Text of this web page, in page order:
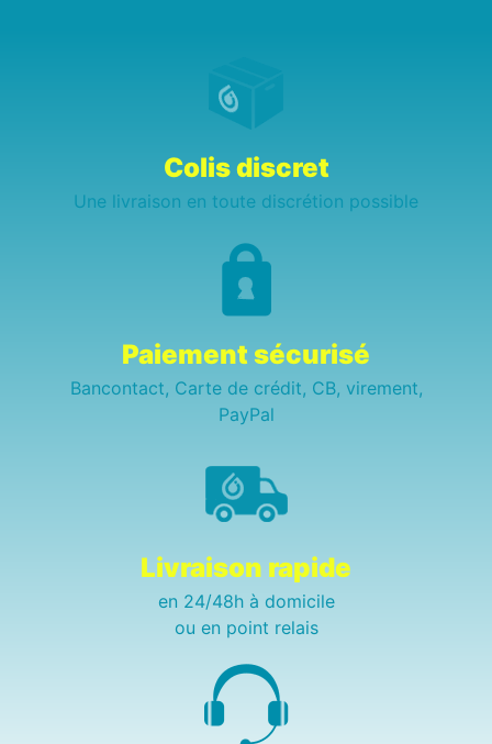
Colis discret
Une livraison en toute discrétion possible
Paiement sécurisé
Bancontact, Carte de crédit, CB, virement,
PayPal
Livraison rapide
en 24/48h à domicile
ou en point relais